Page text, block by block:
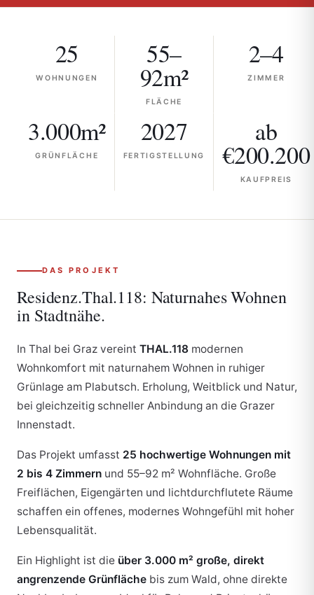
25
WOHNUNGEN
55–
92m²
FLÄCHE
2–4
ZIMMER
3.000m²
GRÜNFLÄCHE
2027
FERTIGSTELLUNG
ab
€200.200
KAUFPREIS
DAS PROJEKT
Residenz.Thal.118: Naturnahes Wohnen
in Stadtnähe.
In Thal bei Graz vereint THAL.118 modernen
Wohnkomfort mit naturnahem Wohnen in ruhiger
Grünlage am Plabutsch. Erholung, Weitblick und Natur,
bei gleichzeitig schneller Anbindung an die Grazer
Innenstadt.
Das Projekt umfasst 25 hochwertige Wohnungen mit
2 bis 4 Zimmern und 55–92 m² Wohnfläche. Große
Freiflächen, Eigengärten und lichtdurchflutete Räume
schaffen ein offenes, modernes Wohngefühl mit hoher
Lebensqualität.
Ein Highlight ist die über 3.000 m² große, direkt
angrenzende Grünfläche bis zum Wald, ohne direkte